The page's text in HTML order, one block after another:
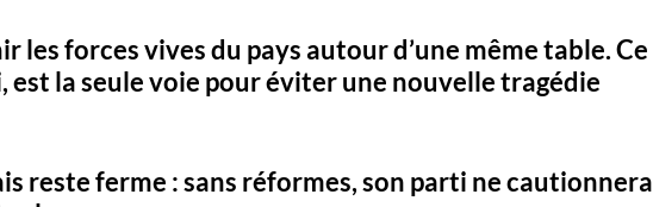
les forces vives du pays autour d’une même table. Ce
est la seule voie pour éviter une nouvelle tragédie
reste ferme : sans réformes, son parti ne cautionnera